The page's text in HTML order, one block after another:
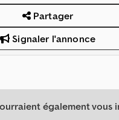
Partager
Signaler l'annonce
également vous